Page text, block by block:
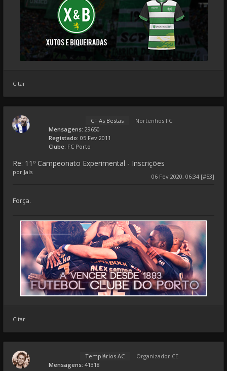
Citar
CF As Bestas
Nortenhos FC
Mensagens: 29650
Registado: 05 Fev 2011
Clube: FC Porto
Re: 11º Campeonato Experimental - Inscrições
06 Fev 2020, 06:34 [#53]
por Jals
Força.
Citar
Templários AC
Organizador CE
Mensagens: 41318